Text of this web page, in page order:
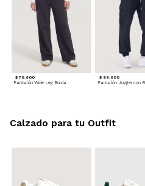
$ 79.900
Pantalón Wide Leg Burda
$ 89.900
Calzado para tu Outfit